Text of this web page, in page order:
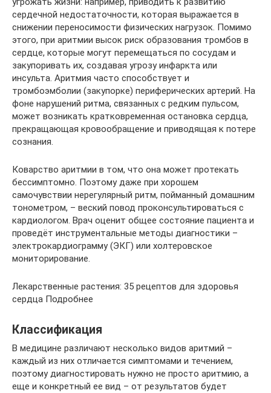
сердечной недостаточности, которая выражается в
снижении переносимости физических нагрузок. Помимо
этого, при аритмии высок риск образования тромбов в
сердце, которые могут перемещаться по сосудам и
закупоривать их, создавая угрозу инфаркта или
инсульта. Аритмия часто способствует и
тромбоэмболии (закупорке) периферических артерий. На
фоне нарушений ритма, связанных с редким пульсом,
может возникать кратковременная остановка сердца,
прекращающая кровообращение и приводящая к потере
сознания.
Коварство аритмии в том, что она может протекать
бессимптомно. Поэтому даже при хорошем
самочувствии нерегулярный ритм, пойманный домашним
тонометром, – веский повод проконсультироваться с
кардиологом. Врач оценит общее состояние пациента и
проведёт инструментальные методы диагностики –
электрокардиограмму (ЭКГ) или холтеровское
мониторирование.
Лекарственные растения: 35 рецептов для здоровья
сердца Подробнее
Классификация
В медицине различают несколько видов аритмий –
каждый из них отличается симптомами и течением,
поэтому диагностировать нужно не просто аритмию, а
еще и конкретный ее вид – от результатов будет